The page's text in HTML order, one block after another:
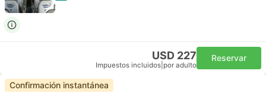
USD 227
Impuestos incluidos por adulto
Reservar
Confirmación instantánea